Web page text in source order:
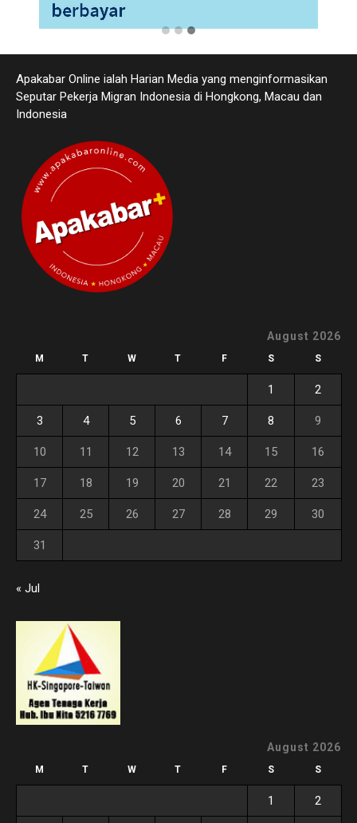
Apakabar Online ialah Harian Media yang menginformasikan
Seputar Pekerja Migran Indonesia di Hongkong, Macau dan
Indonesia
August 2026
M T W T F S S
1 2
3 4 5 6 7 8 9
10 11 12 13 14 15 16
17 18 19 20 21 22 23
24 25 26 27 28 29 30
31
« Jul
August 2026
M T W T F S S
1 2